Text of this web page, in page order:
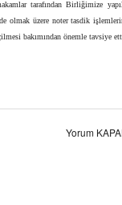
tarafından Birliğimize
olmak üzere noter tasdik
bakımından önemle tavsiye
Yorum